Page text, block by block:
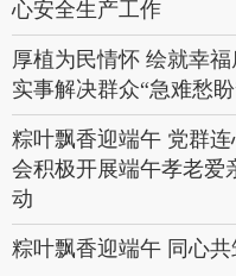
心安全生产工作
厚植为民情怀 绘就幸
实事解决群众“急难愁
粽叶飘香迎端午 党群
会积极开展端午孝老爱
动
粽叶飘香迎端午 同心